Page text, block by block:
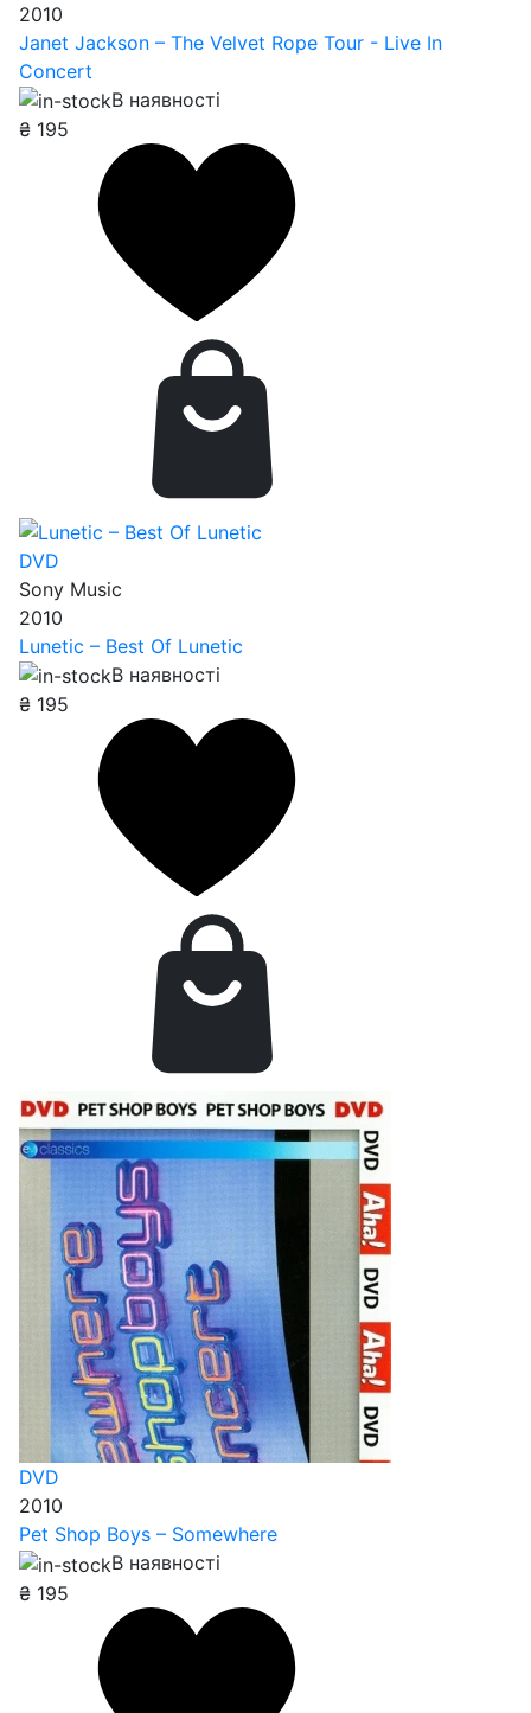
2010
Janet Jackson – The Velvet Rope Tour - Live In
Concert
В наявності
₴ 195
DVD
Sony Music
2010
Lunetic – Best Of Lunetic
В наявності
₴ 195
DVD
2010
Pet Shop Boys – Somewhere
В наявності
₴ 195